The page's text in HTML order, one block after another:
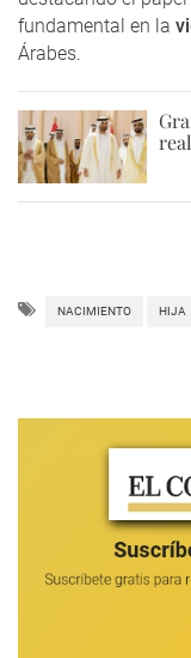
fundamental en la
Árabes.
NACIMIENTO HIJA